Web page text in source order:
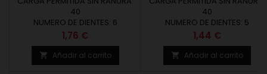
40
NUMERO DE DIENTES: 6
Precio
1,76 €
 Añadir al carrito
40
NUMERO DE DIENTES: 5
Precio
1,44 €
 Añadir al carrito